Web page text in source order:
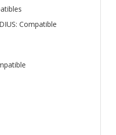
Compatible